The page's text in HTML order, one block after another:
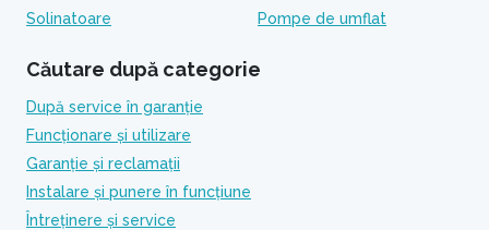
Solinatoare
Pompe de umflat
Căutare după categorie
După service în garanție
Funcționare și utilizare
Garanție și reclamații
Instalare și punere în funcțiune
Întreținere și service